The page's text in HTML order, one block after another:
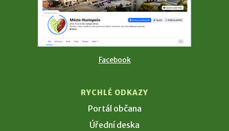
Facebook
RYCHLÉ ODKAZY
Portál občana
Úřední deska